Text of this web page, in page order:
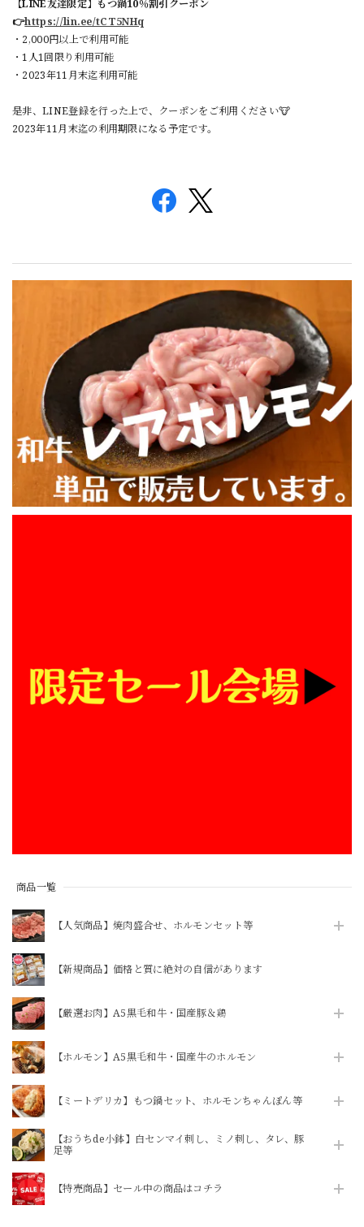
商品一覧
【人気商品】焼肉盛合せ、ホルモンセット等
【新規商品】価格と質に絶対の自信があります
【厳選お肉】A5黒毛和牛・国産豚＆鶏
【ホルモン】A5黒毛和牛・国産牛のホルモン
【ミートデリカ】もつ鍋セット、ホルモンちゃんぽん等
【おうちde小鉢】白センマイ刺し、ミノ刺し、タレ、豚
足等
【特売商品】セール中の商品はコチラ
【LINE友達限定】もつ鍋10％割引クーポン
👉https://lin.ee/tCT5NHq
・2,000円以上で利用可能
・1人1回限り利用可能
・2023年11月末迄利用可能
是非、LINE登録を行った上で、クーポンをご利用ください🐮
2023年11月末迄の利用期限になる予定です。